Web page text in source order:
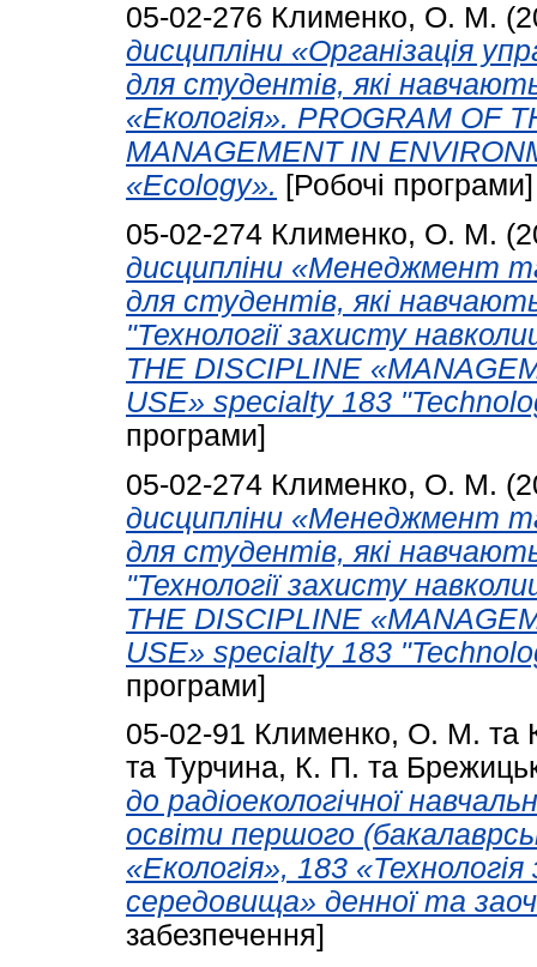
05-02-276 Клименко, О. М.
дисципліни «Організація
для студентів, які
«Екологія». PROGRAM OF
MANAGEMENT IN
«Ecology». [Робочі програми]
05-02-274 Клименко, О. М.
дисципліни «Менеджмент
для студентів, які
"Технології захисту
THE DISCIPLINE
USE» specialty 183
програми]
05-02-274 Клименко, О. М.
дисципліни «Менеджмент
для студентів, які
"Технології захисту
THE DISCIPLINE
USE» specialty 183
програми]
05-02-91 Клименко, О. М. та
та Турчина, К. П. та
до радіоекологічної
освіти першого
«Екологія», 183
середовища» денної та
забезпечення]